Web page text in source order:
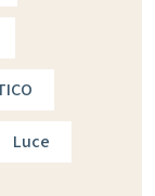
Luce